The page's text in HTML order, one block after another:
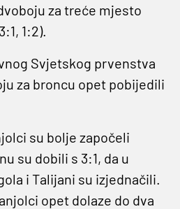
za treće mjesto
1:2).
Svjetskog prvenstva
za broncu opet pobijedili
su bolje započeli
su dobili s 3:1, da u
i Talijani su izjednačili.
opet dolaze do dva